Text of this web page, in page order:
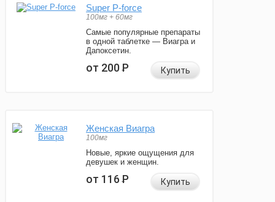
Super P-force
100мг + 60мг
Самые популярные препараты
в одной таблетке — Виагра и
Дапоксетин.
от 200Р Купить
Женская Виагра
100мг
Новые, яркие ощущения для
девушек и женщин.
от 116Р Купить